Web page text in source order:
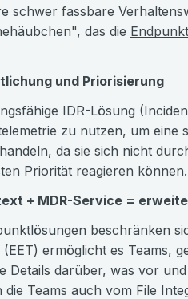
schwer fassbare
das die
und Priorisierung
IDR-Lösung
zu nutzen, um
da sie sich nicht
Priorität reagieren können.
+ MDR-Service =
beschränken
(EET) ermöglicht es Teams,
Details darüber, was vor
die Teams auch vom File